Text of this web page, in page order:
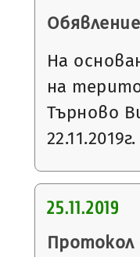
Обявление
На
на
Търново
25.11.2019
Протокол